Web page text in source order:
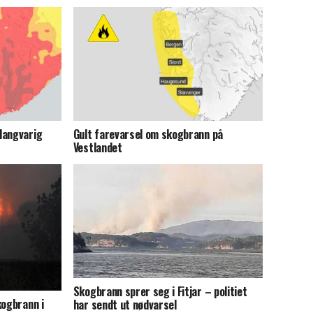
Gult farevarsel om skogbrann på
Vestlandet
i
Skogbrann sprer seg i Fitjar – politiet
har sendt ut nødvarsel